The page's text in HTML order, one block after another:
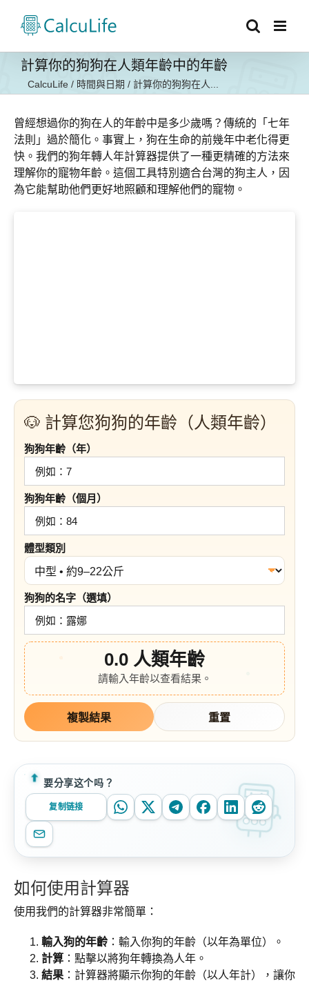
計算你的狗狗在人類年齡中的年齡
CalcuLife / 時間與日期 / 計算你的狗狗在人...
曾經想過你的狗在人的年齡中是多少歲嗎？傳統的「七年
法則」過於簡化。事實上，狗在生命的前幾年中老化得更
快。我們的狗年轉人年計算器提供了一種更精確的方法來
理解你的寵物年齡。這個工具特別適合台灣的狗主人，因
為它能幫助他們更好地照顧和理解他們的寵物。
🐶 計算您狗狗的年齡（人類年齡）
狗狗年齡（年）
狗狗年齡（個月）
體型類別
狗狗的名字（選填）
0.0 人類年齡
請輸入年齡以查看結果。
複製結果 重置
要分享这个吗？
复制链接
如何使用計算器
使用我們的計算器非常簡單：
輸入狗的年齡 ：輸入你狗的年齡（以年為單位）。
計算 ：點擊以將狗年轉換為人年。
結果 ：計算器將顯示你狗的年齡（以人年計），讓你